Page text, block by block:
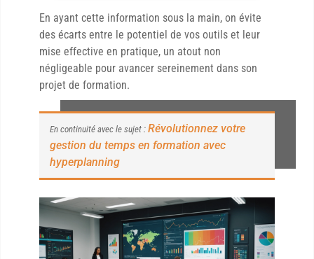
En ayant cette information sous la main, on évite
des écarts entre le potentiel de vos outils et leur
mise effective en pratique, un atout non
négligeable pour avancer sereinement dans son
projet de formation.
En continuité avec le sujet : Révolutionnez votre
gestion du temps en formation avec
hyperplanning